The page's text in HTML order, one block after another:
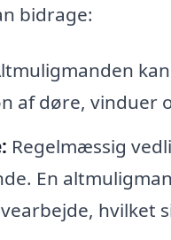
bidrage:
af døre, vinduer
Regelmæssig
En
hvilket